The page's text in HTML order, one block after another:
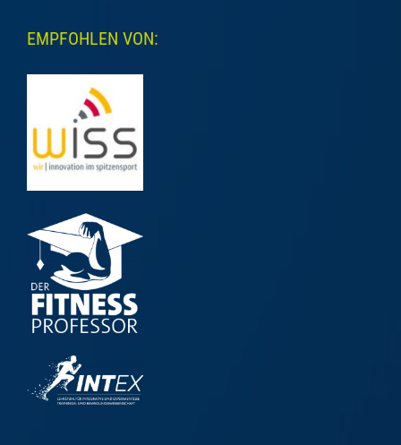
EMPFOHLEN VON: